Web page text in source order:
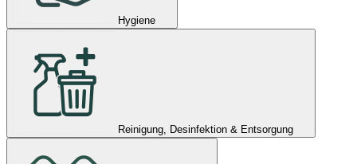
Hygiene
Reinigung, Desinfektion & Entsorgung